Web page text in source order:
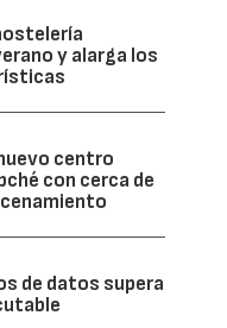
y alarga los
centro
con cerca de
de datos supera